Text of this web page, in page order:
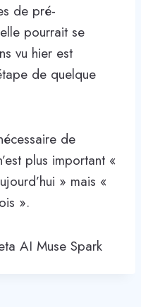
de pré-
pourrait se
vu hier est
de quelque
de
plus important «
» mais «
».
AI Muse Spark